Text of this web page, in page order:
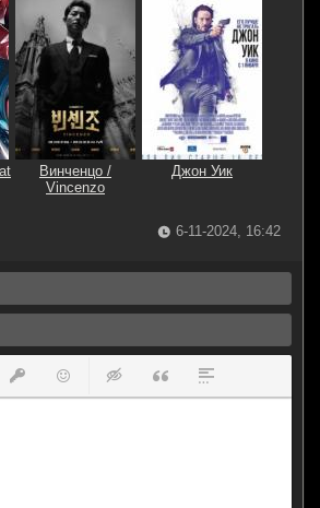
Винченцо /
Vincenzo
Джон Уик
6-11-2024, 16:42
список
ссылкузащищенную ссылку
Вставить смайлик
Вставка скрытого текста
Вставка цитаты
Вставка спойлера